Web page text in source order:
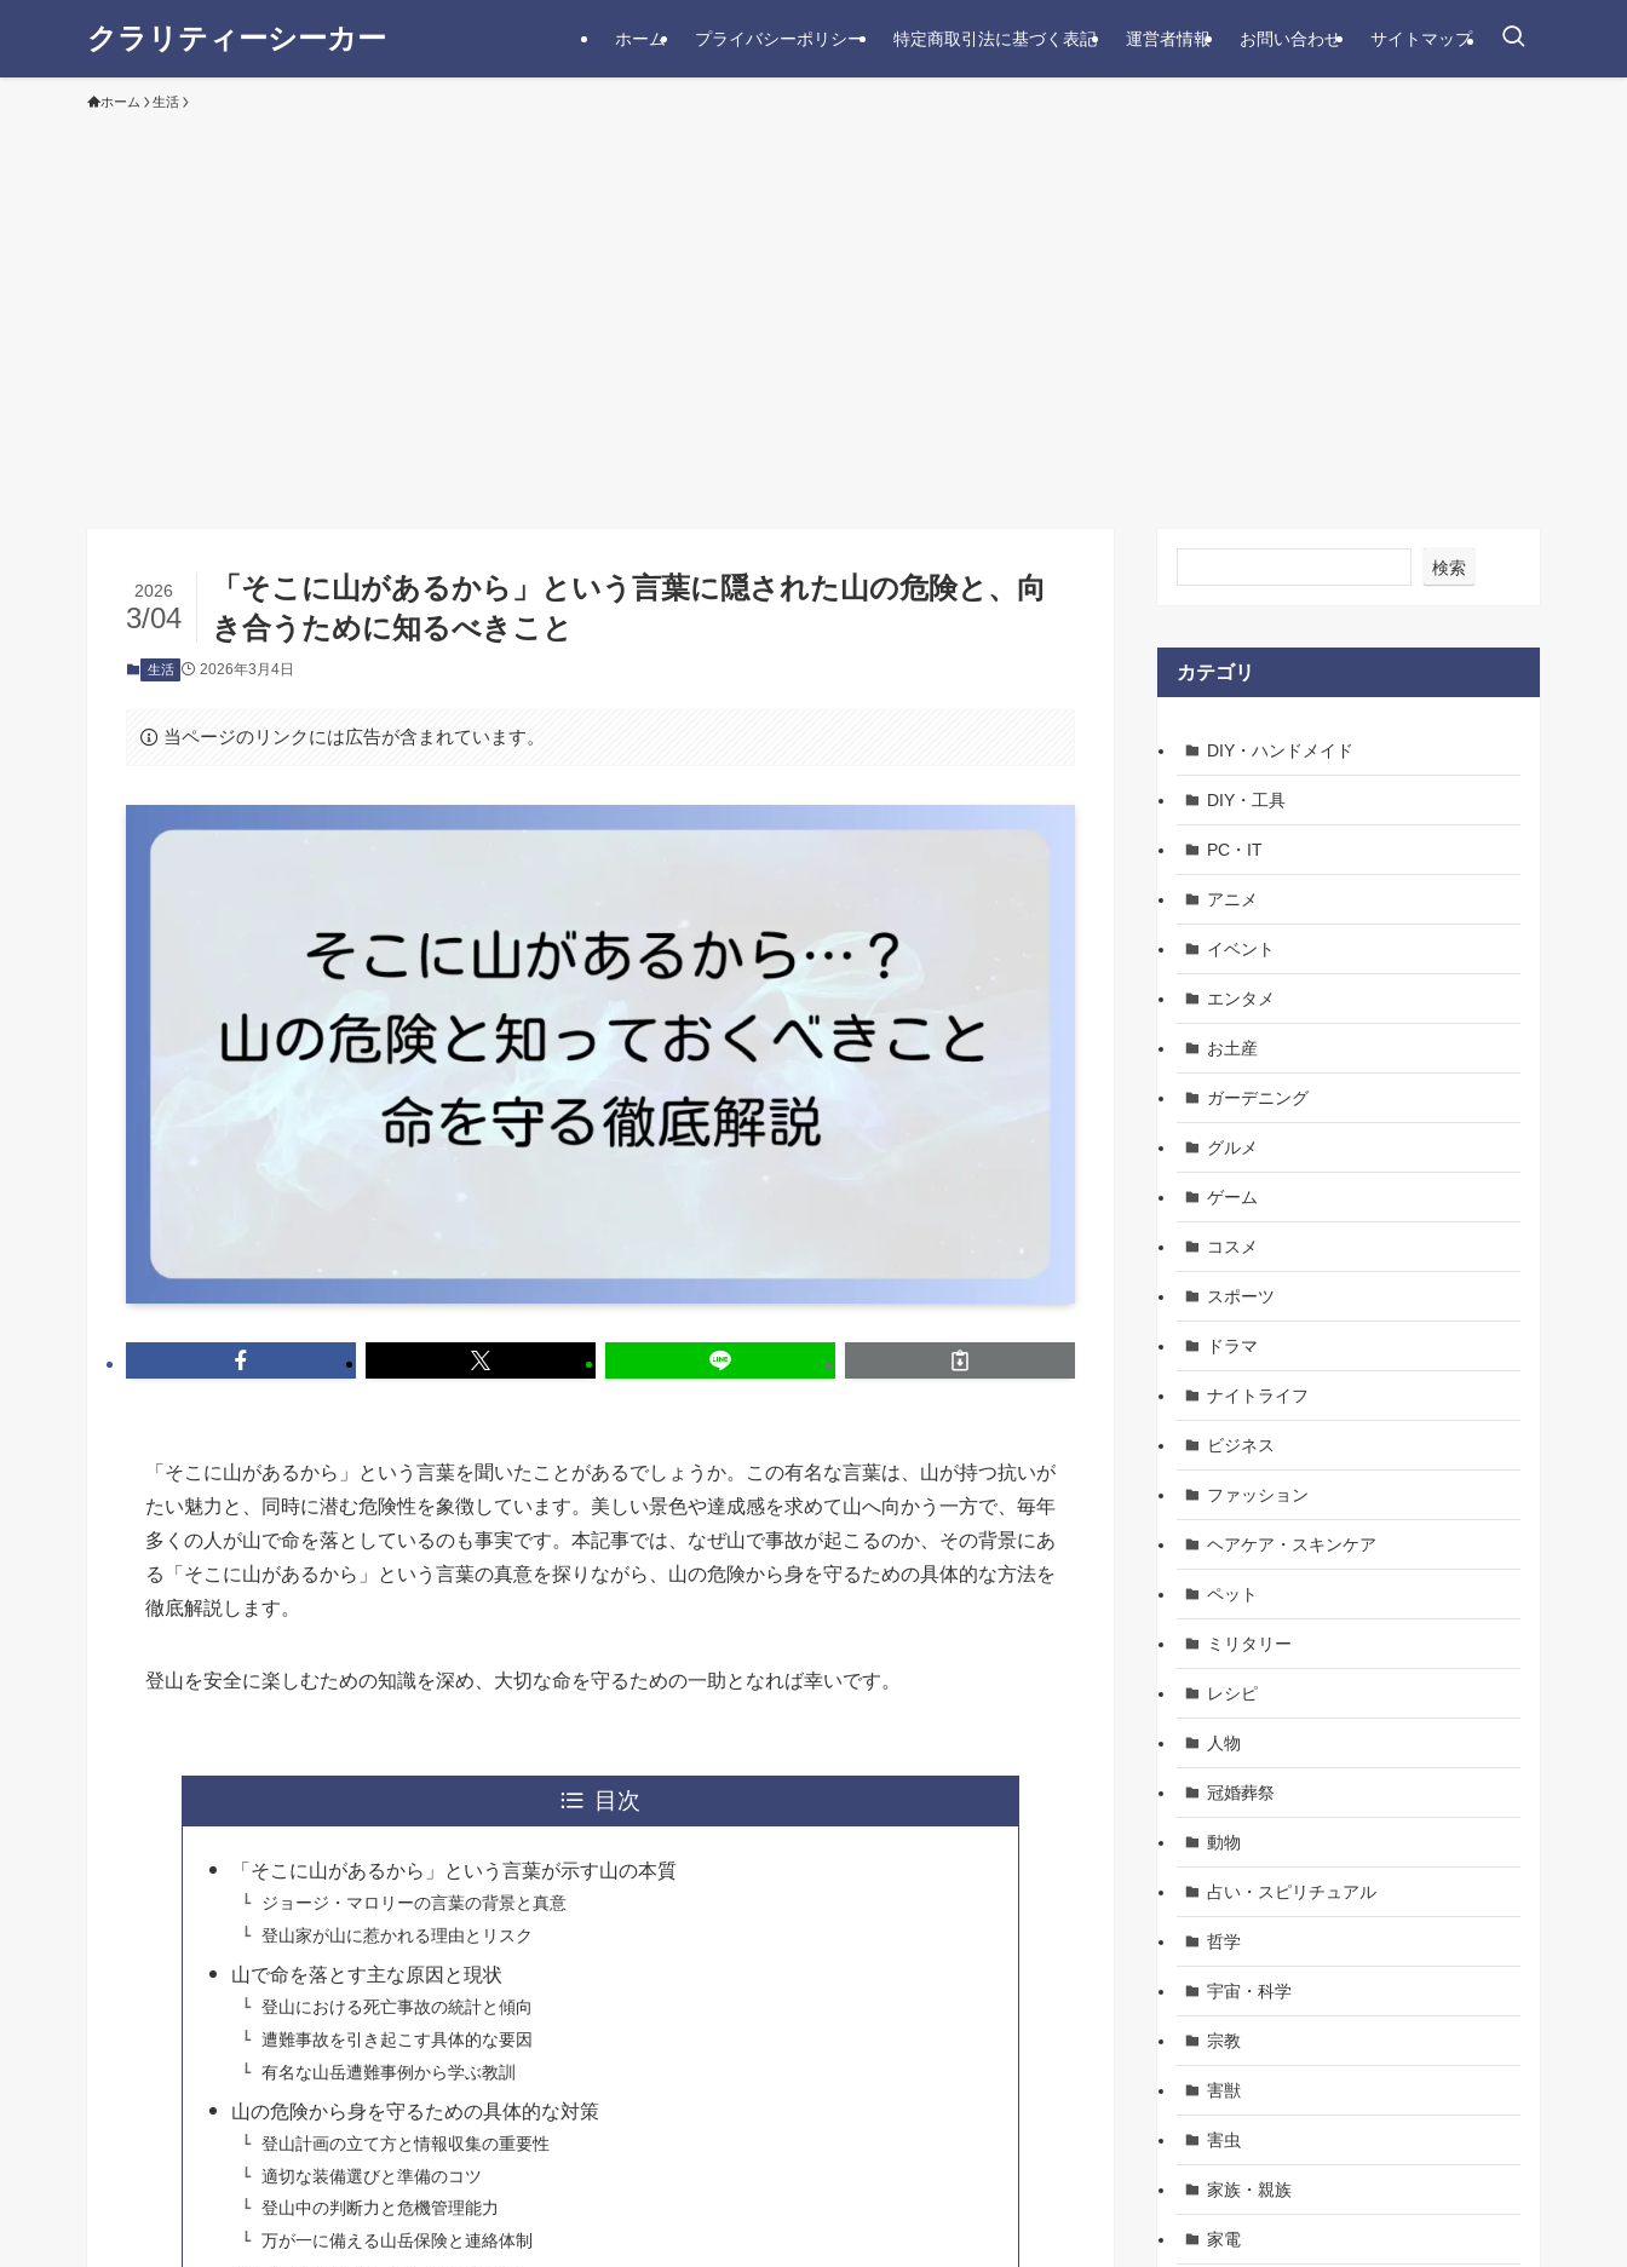
クラリティーシーカー ホーム プライバシーポリシー 特定商取引法に基づく表記 運営者情報 お問い合わせ サイトマップ
ホーム 生活
「そこに山があるから」という言葉に隠された山の危険と、向
き合うために知るべきこと
2026
3/04
生活 2026年3月4日
当ページのリンクには広告が含まれています。
「そこに山があるから」という言葉を聞いたことがあるでしょうか。この有名な言葉は、山が持つ抗いが
たい魅力と、同時に潜む危険性を象徴しています。美しい景色や達成感を求めて山へ向かう一方で、毎年
多くの人が山で命を落としているのも事実です。本記事では、なぜ山で事故が起こるのか、その背景にあ
る「そこに山があるから」という言葉の真意を探りながら、山の危険から身を守るための具体的な方法を
徹底解説します。
登山を安全に楽しむための知識を深め、大切な命を守るための一助となれば幸いです。
目次
「そこに山があるから」という言葉が示す山の本質
ジョージ・マロリーの言葉の背景と真意
登山家が山に惹かれる理由とリスク
山で命を落とす主な原因と現状
登山における死亡事故の統計と傾向
遭難事故を引き起こす具体的な要因
有名な山岳遭難事例から学ぶ教訓
山の危険から身を守るための具体的な対策
登山計画の立て方と情報収集の重要性
適切な装備選びと準備のコツ
登山中の判断力と危機管理能力
万が一に備える山岳保険と連絡体制
検索
カテゴリ
DIY・ハンドメイド
DIY・工具
PC・IT
アニメ
イベント
エンタメ
お土産
ガーデニング
グルメ
ゲーム
コスメ
スポーツ
ドラマ
ナイトライフ
ビジネス
ファッション
ヘアケア・スキンケア
ペット
ミリタリー
レシピ
人物
冠婚葬祭
動物
占い・スピリチュアル
哲学
宇宙・科学
宗教
害獣
害虫
家族・親族
家電